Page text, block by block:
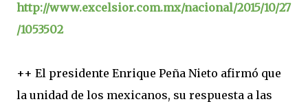
http://www.excelsior.com.mx/nacional/2015/10/27
/1053502
++ El presidente Enrique Peña Nieto afirmó que
la unidad de los mexicanos, su respuesta a las